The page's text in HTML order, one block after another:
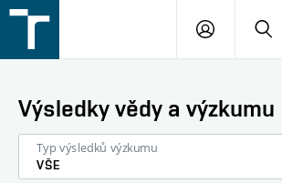
v
PŘIHLÁŠENÍ
Výsledky vědy a výzkumu
Typ výsledků výzkumu
VŠE